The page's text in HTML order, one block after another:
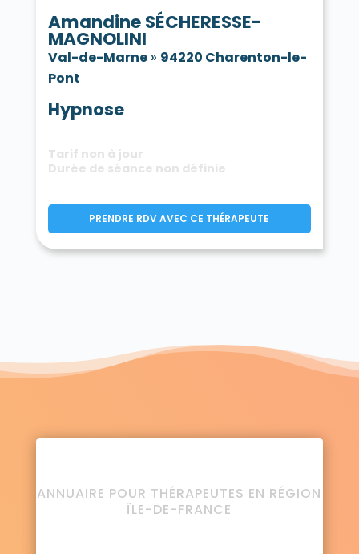
Amandine SÉCHERESSE-
MAGNOLINI
Val-de-Marne» 94220 Charenton-le-
Pont
Hypnose
Tarif non à jour
Durée de séance non définie
PRENDRE RDV AVEC CE THÉRAPEUTE
ANNUAIRE POUR THÉRAPEUTES EN RÉGION
ÎLE-DE-FRANCE